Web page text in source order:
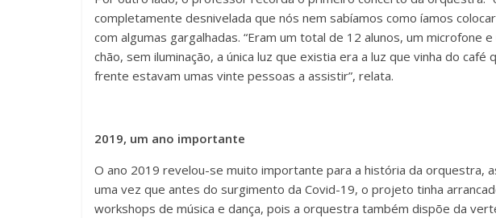
completamente desnivelada que nós nem sabíamos como íamos
com algumas gargalhadas. “Eram um total de 12 alunos, um microfone
chão, sem iluminação, a única luz que existia era a luz que vinha do
frente estavam umas vinte pessoas a assistir”, relata.
2019, um ano importante
O ano 2019 revelou-se muito importante para a história da orquestra,
uma vez que antes do surgimento da Covid-19, o projeto tinha
workshops de música e dança, pois a orquestra também dispõe da